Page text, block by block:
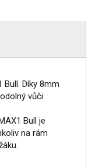
Díky 8mm
vůči
Bull je
na rám